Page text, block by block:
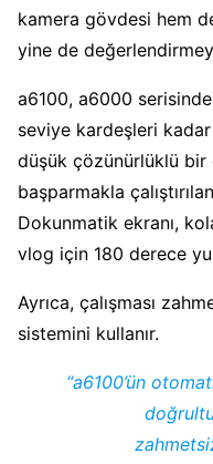
kamera gövdesi hem
yine de
a6100, a6000
seviye kardeşleri
düşük çözünürlüklü
başparmakla
Dokunmatik ekranı,
vlog için 180 derece
Ayrıca, çalışması
sistemini kullanır.
“a6100’ün